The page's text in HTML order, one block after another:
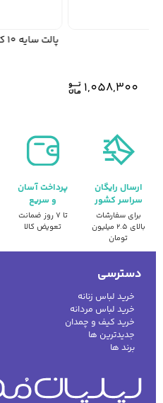
1,058,300
پالت سایه 10 کالیستا
ارسال رایگان
سراسر کشور
برای سفارشات
بالای ۲.۵ میلیون
تومان
پرداخت آسان
و سریع
تا ۷ روز ضمانت
تعویض کالا
دسترسی
خرید لباس زنانه
خرید لباس مردانه
خرید کیف و چمدان
جدیدترین ها
برند ها